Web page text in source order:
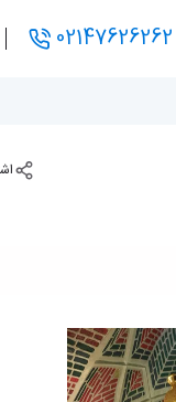
02147626262